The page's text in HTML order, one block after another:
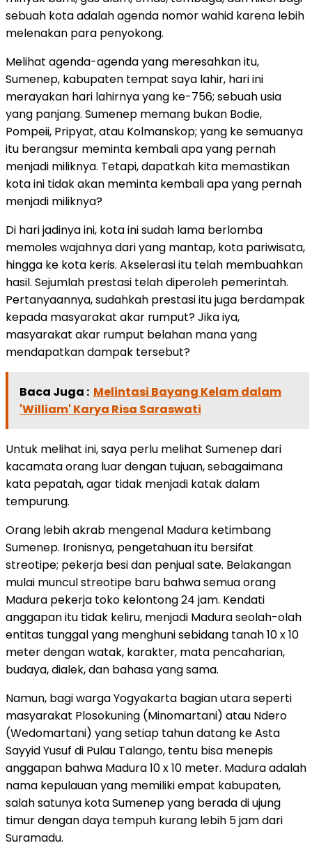
sebuah kota adalah agenda nomor wahid karena lebih
melenakan para penyokong.
Melihat agenda-agenda yang meresahkan itu,
Sumenep, kabupaten tempat saya lahir, hari ini
merayakan hari lahirnya yang ke-756; sebuah usia
yang panjang. Sumenep memang bukan Bodie,
Pompeii, Pripyat, atau Kolmanskop; yang ke semuanya
itu berangsur meminta kembali apa yang pernah
menjadi miliknya. Tetapi, dapatkah kita memastikan
kota ini tidak akan meminta kembali apa yang pernah
menjadi miliknya?
Di hari jadinya ini, kota ini sudah lama berlomba
memoles wajahnya dari yang mantap, kota pariwisata,
hingga ke kota keris. Akselerasi itu telah membuahkan
hasil. Sejumlah prestasi telah diperoleh pemerintah.
Pertanyaannya, sudahkah prestasi itu juga berdampak
kepada masyarakat akar rumput? Jika iya,
masyarakat akar rumput belahan mana yang
mendapatkan dampak tersebut?
Baca Juga : Melintasi Bayang Kelam dalam
'William' Karya Risa Saraswati
Untuk melihat ini, saya perlu melihat Sumenep dari
kacamata orang luar dengan tujuan, sebagaimana
kata pepatah, agar tidak menjadi katak dalam
tempurung.
Orang lebih akrab mengenal Madura ketimbang
Sumenep. Ironisnya, pengetahuan itu bersifat
streotipe; pekerja besi dan penjual sate. Belakangan
mulai muncul streotipe baru bahwa semua orang
Madura pekerja toko kelontong 24 jam. Kendati
anggapan itu tidak keliru, menjadi Madura seolah-olah
entitas tunggal yang menghuni sebidang tanah 10 x 10
meter dengan watak, karakter, mata pencaharian,
budaya, dialek, dan bahasa yang sama.
Namun, bagi warga Yogyakarta bagian utara seperti
masyarakat Plosokuning (Minomartani) atau Ndero
(Wedomartani) yang setiap tahun datang ke Asta
Sayyid Yusuf di Pulau Talango, tentu bisa menepis
anggapan bahwa Madura 10 x 10 meter. Madura adalah
nama kepulauan yang memiliki empat kabupaten,
salah satunya kota Sumenep yang berada di ujung
timur dengan daya tempuh kurang lebih 5 jam dari
Suramadu.